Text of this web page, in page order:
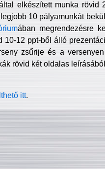
elkészített munka rövid
10 pályamunkát
ában megrendezésre
12 ppt-ből álló
zsűrije és a
rövid két oldalas
itt.